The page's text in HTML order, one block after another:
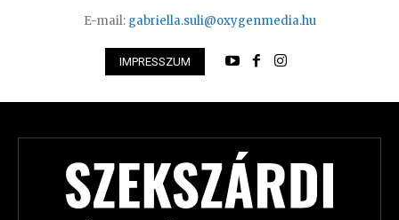
E-mail: gabriella.suli@oxygenmedia.hu
IMPRESSZUM